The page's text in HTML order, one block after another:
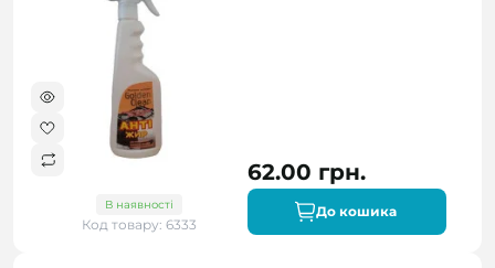
В наявності
Код товару: 6333
62.00 грн.
До кошика